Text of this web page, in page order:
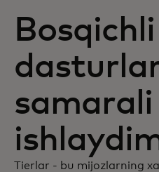
Butun dunyo
Innovatorlar
Yangiliklar va
samarali
Tierlar - bu mijozlarning